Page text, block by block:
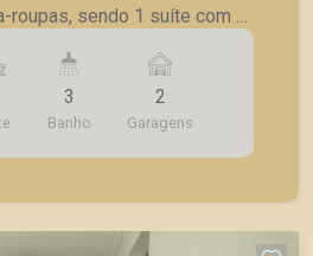
roupas, sendo 1 suíte com ar
para 2 ambientes com ar
- Varanda gourmet com
em blindex com persiana;
- Lavanderia; - Banheiro de
A Piramid tem
ou mesmo nos
3
Banho
2
Garagens